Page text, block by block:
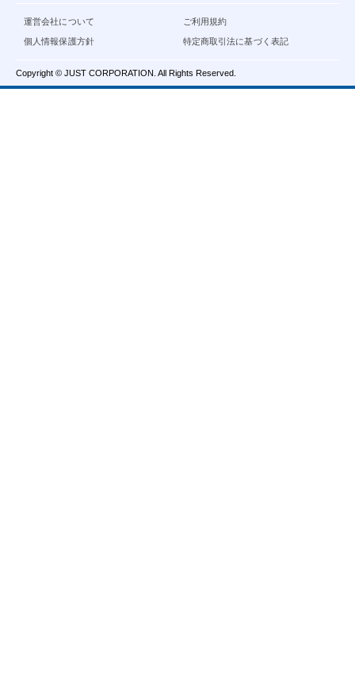
運営会社について
個人情報保護方針
ご利用規約
特定商取引法に基づく表記
Copyright © JUST CORPORATION. All Rights Reserved.